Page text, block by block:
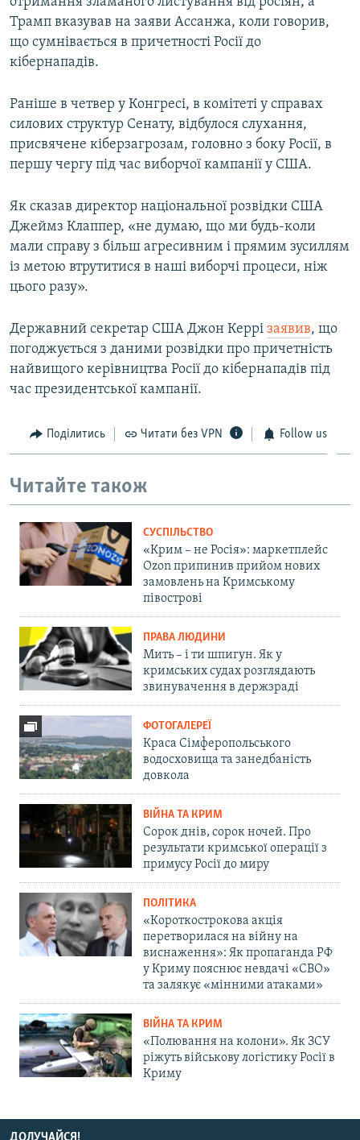
Трамп вказував на заяви Ассанжа, коли говорив,
що сумнівається в причетності Росії до
кібернападів.
Раніше в четвер у Конгресі, в комітеті у справах
силових структур Сенату, відбулося слухання,
присвячене кіберзагрозам, головно з боку Росії, в
першу чергу під час виборчої кампанії у США.
Як сказав директор національної розвідки США
Джеймз Клаппер, «не думаю, що ми будь-коли
мали справу з більш агресивним і прямим зусиллям
із метою втрутитися в наші виборчі процеси, ніж
цього разу».
Державний секретар США Джон Керрі заявив, що
погоджується з даними розвідки про причетність
найвищого керівництва Росії до кібернападів під
час президентської кампанії.
Поділитись Читати без VPN Follow us
Читайте також
СУСПІЛЬСТВО
«Крим – не Росія»: маркетплейс
Ozon припинив прийом нових
замовлень на Кримському
півострові
ПРАВА ЛЮДИНИ
Мить – і ти шпигун. Як у
кримських судах розглядають
звинувачення в держзраді
ФОТОГАЛЕРЕЇ
Краса Сімферопольського
водосховища та занедбаність
довкола
ВІЙНА ТА КРИМ
Сорок днів, сорок ночей. Про
результати кримської операції з
примусу Росії до миру
ПОЛІТИКА
«Короткострокова акція
перетворилася на війну на
виснаження»: Як пропаганда РФ
у Криму пояснює невдачі «СВО»
та залякує «мінними атаками»
ВІЙНА ТА КРИМ
«Полювання на колони». Як ЗСУ
ріжуть військову логістику Росії в
Криму